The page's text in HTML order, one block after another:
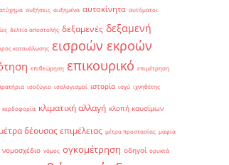
ατύχημα αυξήσεις αυξημένα αυτοκίνητα αυτόματοι
δελτίο αποστολής δεξαμενές δεξαμενή
κατανάλωσης εισροών εκροών
επιθεώρηση επικουρικό επιμέτρηση
ισοζύγιο ισολογισμοί ιστορία ισχύ ιχνηθέτης
κερδοφορία κλιματική αλλαγή κλοπή καυσίμων
μέτρα δέουσας επιμέλειας μέτρα προστασίας μαφία
νομοσχέδιο νόμος ογκομέτρηση οδηγοί ορυκτά